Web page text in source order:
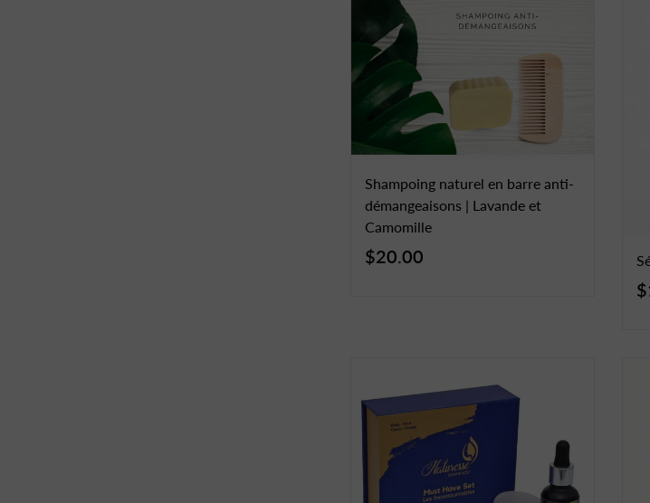
Shampoing naturel en barre anti-
démangeaisons | Lavande et
Camomille
$20.00